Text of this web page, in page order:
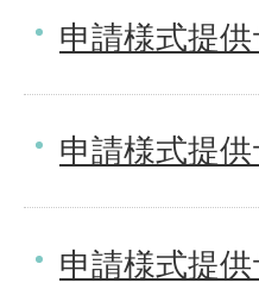
申請様式提
申請様式提
申請様式提